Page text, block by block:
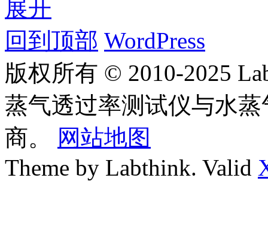
展开
回到顶部 WordPress
版权所有 © 2010-2025
蒸气透过率测试仪与水
商。
网站地图
Theme by Labthink. Valid